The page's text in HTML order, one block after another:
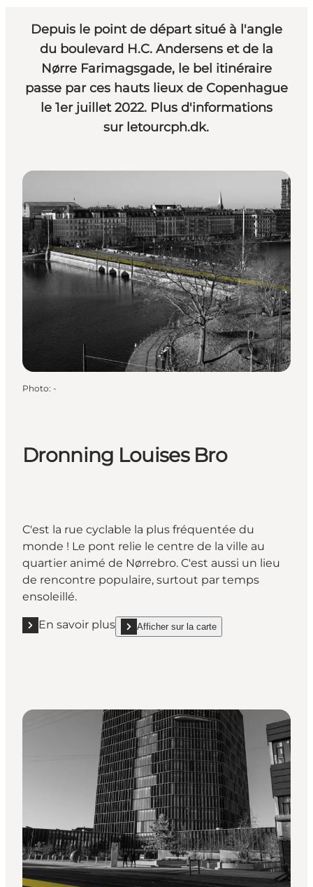
Depuis le point de départ situé à l'angle
du boulevard H.C. Andersens et de la
Nørre Farimagsgade, le bel itinéraire
passe par ces hauts lieux de Copenhague
le 1er juillet 2022. Plus d'informations
sur letourcph.dk.
Photo: -
Dronning Louises Bro
C'est la rue cyclable la plus fréquentée du
monde ! Le pont relie le centre de la ville au
quartier animé de Nørrebro. C'est aussi un lieu
de rencontre populaire, surtout par temps
ensoleillé.
En savoir plus
En savoir plus "Dronning Louises Bro"
Afficher sur la carte
show Dronning Louises Bro on_map